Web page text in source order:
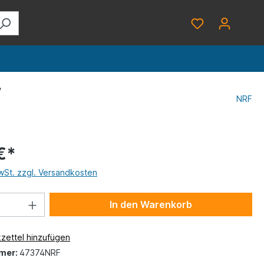
NRF
zzgl. Versandkosten
In den Warenkorb
hinzufügen
47374NRF